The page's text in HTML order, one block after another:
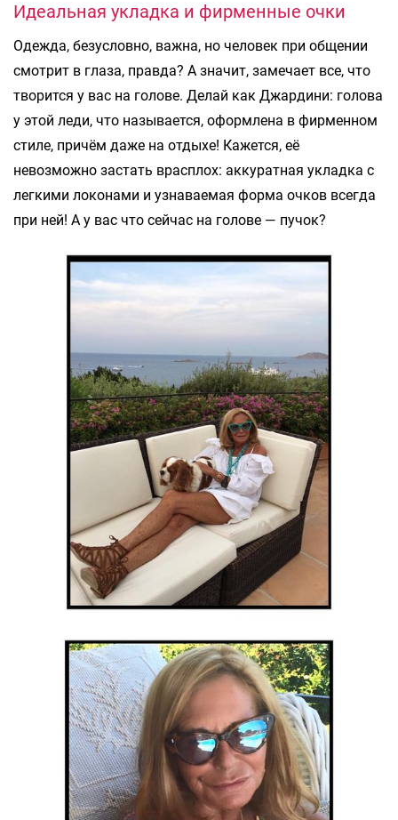
Идеальная укладка и фирменные очки
Одежда, безусловно, важна, но человек при общении
смотрит в глаза, правда? А значит, замечает все, что
творится у вас на голове. Делай как Джардини: голова
у этой леди, что называется, оформлена в фирменном
стиле, причём даже на отдыхе! Кажется, её
невозможно застать врасплох: аккуратная укладка с
легкими локонами и узнаваемая форма очков всегда
при ней! А у вас что сейчас на голове — пучок?